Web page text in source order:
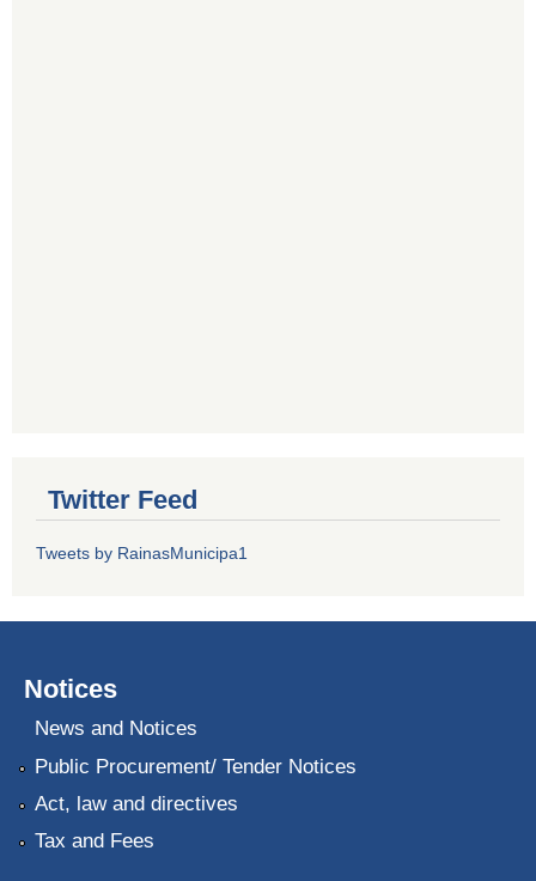
Twitter Feed
Tweets by RainasMunicipa1
Notices
News and Notices
Public Procurement/ Tender Notices
Act, law and directives
Tax and Fees